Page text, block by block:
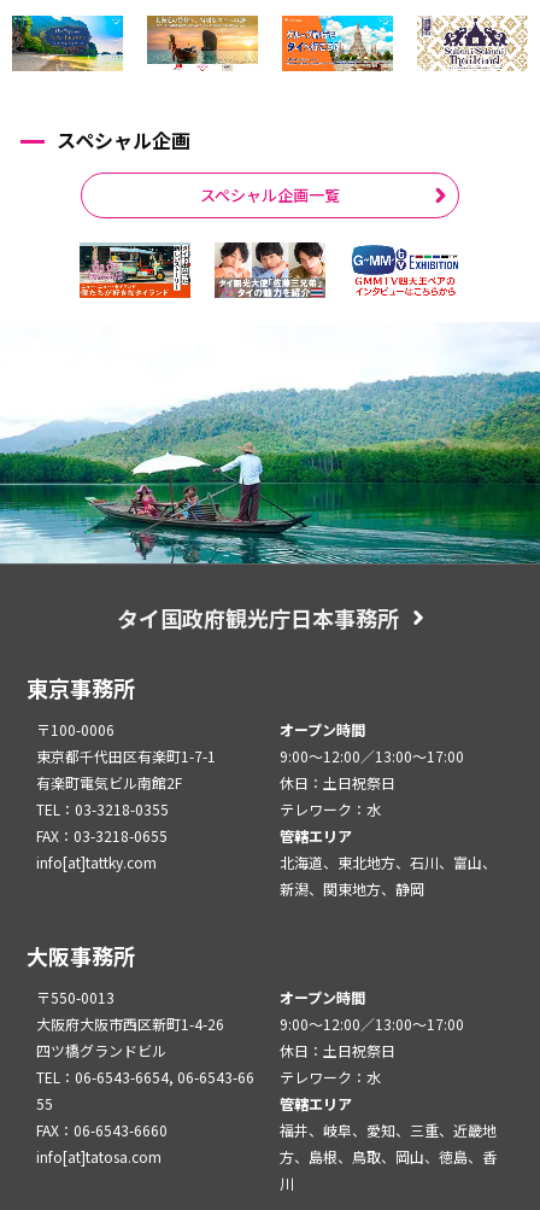
スペシャル企画
スペシャル企画一覧
タイ国政府観光庁日本事務所
東京事務所
〒100-0006
東京都千代田区有楽町1-7-1
有楽町電気ビル南館2F
TEL：03-3218-0355
FAX：03-3218-0655
info[at]tattky.com
オープン時間
9:00～12:00／13:00～17:00
休日：土日祝祭日
テレワーク：水
管轄エリア
北海道、東北地方、石川、富山、
新潟、関東地方、静岡
大阪事務所
〒550-0013
大阪府大阪市西区新町1-4-26
四ツ橋グランドビル
TEL：06-6543-6654, 06-6543-66
55
FAX：06-6543-6660
info[at]tatosa.com
オープン時間
9:00～12:00／13:00～17:00
休日：土日祝祭日
テレワーク：水
管轄エリア
福井、岐阜、愛知、三重、近畿地
方、島根、鳥取、岡山、徳島、香
川